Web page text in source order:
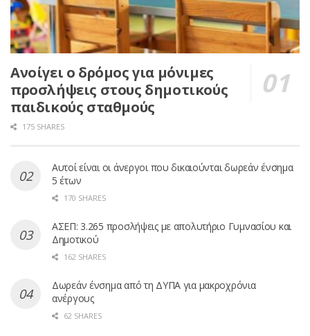
Ανοίγει ο δρόμος για μόνιμες
προσλήψεις στους δημοτικούς
παιδικούς σταθμούς
175 SHARES
Αυτοί είναι οι άνεργοι που δικαιούνται δωρεάν ένσημα
5 έτων
170 SHARES
ΑΣΕΠ: 3.265 προσλήψεις με απολυτήριο Γυμνασίου και
Δημοτικού
162 SHARES
Δωρεάν ένσημα από τη ΔΥΠΑ για μακροχρόνια
ανέργους
62 SHARES